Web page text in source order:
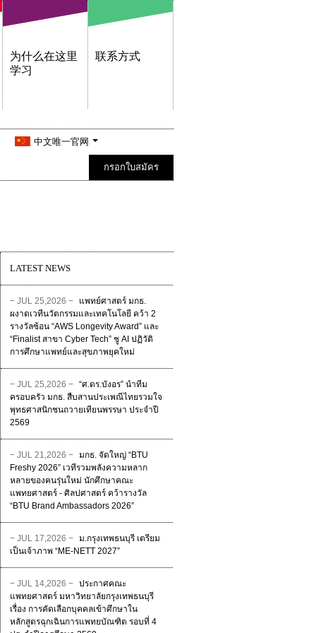
为什么在这里
学习
联系方式
中文唯一官网
กรอกใบสมัคร
LATEST NEWS
− JUL 25,2026 −
แพทย์ศาสตร์ มกธ.
ผงาดเวทีนวัตกรรมและเทคโนโลยี คว้า 2
รางวัลซ้อน “AWS Longevity Award” และ
“Finalist สาขา Cyber Tech” ชู AI ปฏิวัติ
การศึกษาแพทย์และสุขภาพยุคใหม่
− JUL 25,2026 − “ศ.ดร.บังอร” นำทีม
ครอบครัว มกธ. สืบสานประเพณีไทยรวมใจ
พุทธศาสนิกชนถวายเทียนพรรษา ประจำปี
2569
− JUL 21,2026 − มกธ. จัดใหญ่ “BTU
Freshy 2026” เวทีรวมพลังความหลาก
หลายของคนรุ่นใหม่ นักศึกษาคณะ
แพทยศาสตร์ - ศิลปศาสตร์ คว้ารางวัล
“BTU Brand Ambassadors 2026”
− JUL 17,2026 − ม.กรุงเทพธนบุรี เตรียม
เป็นเจ้าภาพ “ME-NETT 2027”
− JUL 14,2026 − ประกาศคณะ
แพทยศาสตร์ มหาวิทยาลัยกรุงเทพธนบุรี
เรื่อง การคัดเลือกบุคคลเข้าศึกษาใน
หลักสูตรฉุกเฉินการแพทยบัณฑิต รอบที่ 4